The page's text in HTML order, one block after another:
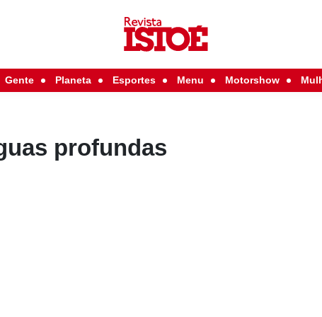
Gente Planeta Esportes Menu Motorshow
profundas